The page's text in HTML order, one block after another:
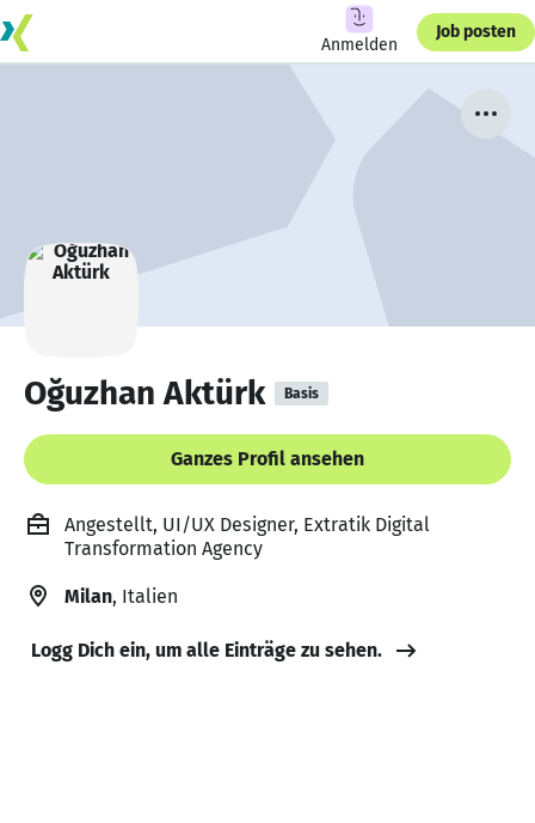
Anmelden
Job posten
Oğuzhan Aktürk Basis
Ganzes Profil ansehen
Angestellt, UI/UX Designer, Extratik Digital
Transformation Agency
Milan, Italien
Logg Dich ein, um alle Einträge zu sehen.